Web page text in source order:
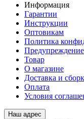
Информация
Гарантии
Инструкции
Оптовикам
Политика
Товар
О магазине
Доставка и
Оплата
Условия
Наш адрес